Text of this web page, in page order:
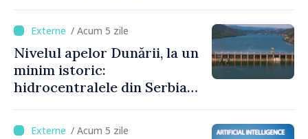
de gimnastică aerobică de la
Oradea
/ Acum 5 zile
Nivelul apelor Dunării, la un
minim istoric:
hidrocentralele din Serbia
capacitate
/ Acum 5 zile